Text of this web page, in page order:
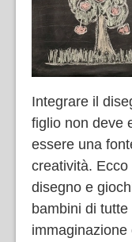
Integrare il
figlio non deve
essere una
creatività.
disegno e
bambini di
immaginazione